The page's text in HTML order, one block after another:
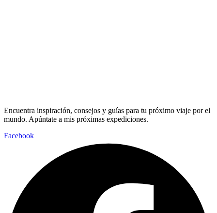
Encuentra inspiración, consejos y guías para tu próximo viaje por el
mundo. Apúntate a mis próximas expediciones.
Facebook